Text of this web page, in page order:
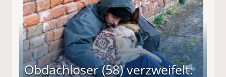
Obdachloser (58) verzweifelt: